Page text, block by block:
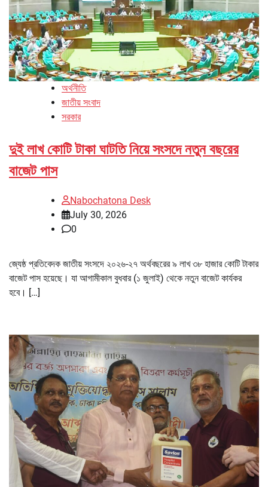
অর্থনীতি
জাতীয় সংবাদ
সরকার
দুই লাখ কোটি টাকা ঘাটতি নিয়ে সংসদে নতুন বছরের
বাজেট পাস
Nabochatona Desk
July 30, 2026
0
জ্যেষ্ঠ প্রতিবেদক জাতীয় সংসদে ২০২৬-২৭ অর্থবছরের ৯ লাখ ৩৮ হাজার কোটি টাকার
বাজেট পাস হয়েছে। যা আগামীকাল বুধবার (১ জুলাই) থেকে নতুন বাজেট কার্যকর
হবে। […]